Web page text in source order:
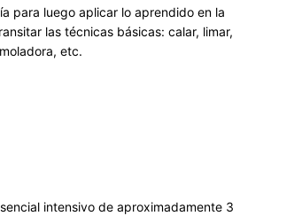
para luego aplicar lo aprendido en la
las técnicas básicas: calar, limar,
etc.
intensivo de aproximadamente 3